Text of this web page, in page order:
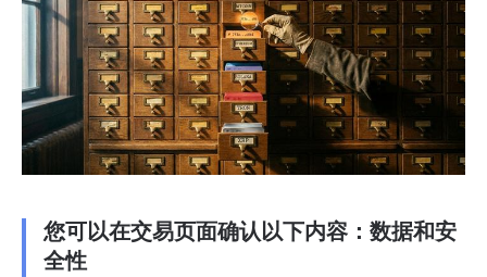
您可以在交易页面确认以下内容：数据和安
全性